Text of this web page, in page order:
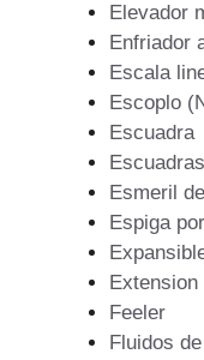
Elevador
Enfriador
Escala
Escoplo
Escuadra
Esmeril
Espiga
Extension
Feeler
Fluidos